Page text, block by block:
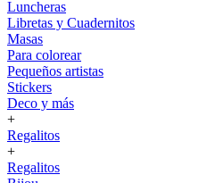
Luncheras
Libretas y Cuadernitos
Masas
Para colorear
Pequeños artistas
Stickers
Deco y más
+
Regalitos
+
Regalitos